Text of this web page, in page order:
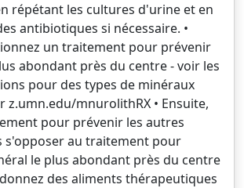
répétant les cultures d'urine et en
antibiotiques si nécessaire. •
un traitement pour prévenir
abondant près du centre - voir les
pour des types de minéraux
z.umn.edu/mnurolithRX • Ensuite,
pour prévenir les autres
s'opposer au traitement pour
le plus abondant près du centre
des aliments thérapeutiques